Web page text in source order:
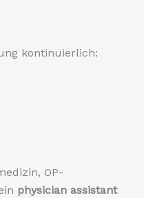
kontinuierlich:
OP-
physician assistant